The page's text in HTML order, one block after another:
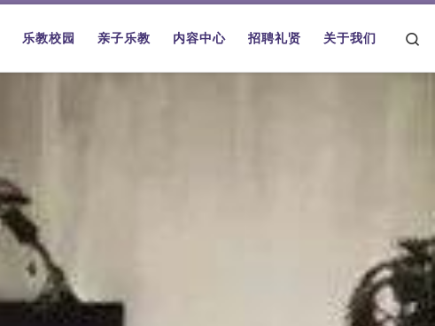
乐教校园 亲子乐教 内容中心 招聘礼贤 关于我们